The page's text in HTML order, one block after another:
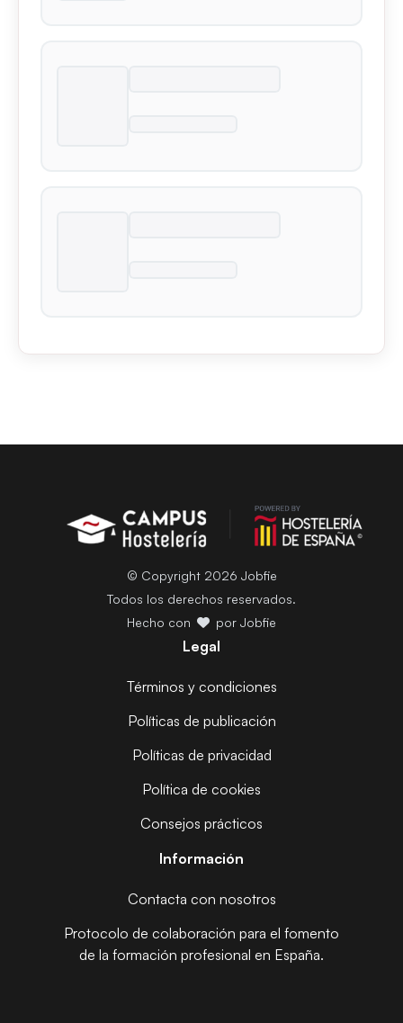
© Copyright 2026 Jobfie
Todos los derechos reservados.
Hecho con
por Jobfie
Legal
Términos y condiciones
Políticas de publicación
Políticas de privacidad
Política de cookies
Consejos prácticos
Información
Contacta con nosotros
Protocolo de colaboración para el fomento
de la formación profesional en España.